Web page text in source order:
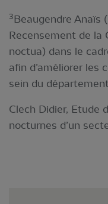
3Beaugendre Anaïs
Recensement de la
noctua) dans le
afin d’améliorer les
sein du
Clech Didier, Etude
nocturnes d’un